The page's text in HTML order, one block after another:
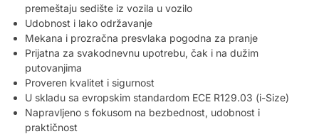
premeštaju sedište iz vozila u vozilo
Udobnost i lako održavanje
Mekana i prozračna presvlaka pogodna za pranje
Prijatna za svakodnevnu upotrebu, čak i na dužim
putovanjima
Proveren kvalitet i sigurnost
U skladu sa evropskim standardom ECE R129.03 (i-Size)
Napravljeno s fokusom na bezbednost, udobnost i
praktičnost